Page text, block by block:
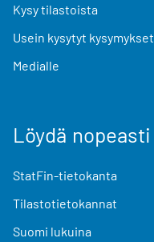
Kysy tilastoista
Usein kysytyt kysymykset
Medialle
Löydä nopeasti
StatFin-tietokanta
Tilastotietokannat
Suomi lukuina